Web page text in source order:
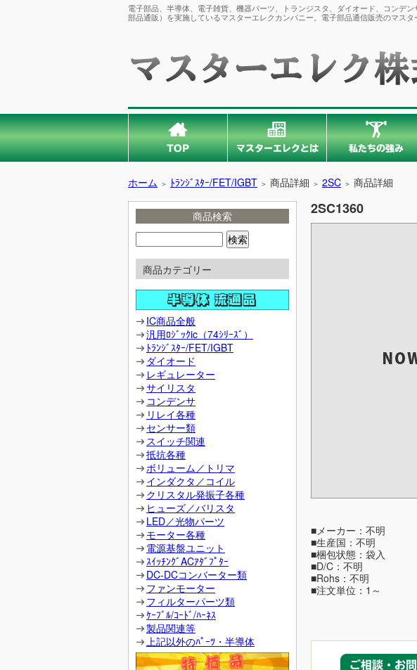
電子部品、半導体、電子雑貨、機器パーツ、トランジスタ、ダイオード、コンデ
部品通販）を実施しているマスターエレクカンパニー。電子部品通信販売のマス
ホーム ＞ ﾄﾗﾝｼﾞｽﾀｰ/FET/IGBT ＞ 商品詳細 ＞ 2SC ＞ 商品詳細
商品検索
商品カテゴリー
IC商品全般
汎用ﾛｼﾞｯｸic（74ｼﾘｰｽﾞ）
ﾄﾗﾝｼﾞｽﾀｰ/FET/IGBT
ダイオード
レギュレーター
サイリスタ
コンデンサ
リレイ各種
センサー類
スイッチ関連
抵抗各種
ボリューム／トリマ
インダクタ／コイル
クリスタル発振子各種
ヒューズ／バリスタ
LED／光物パーツ
モーター各種
電源基盤ユニット
ｽｲｯﾁﾝｸﾞACｱﾀﾞﾌﾟﾀｰ
DC-DCコンバーター類
ファンモーター
フィルターパーツ類
ｹｰﾌﾞﾙ/ｺｰﾄﾞ/ﾊｰﾈｽ
製品関連等
上記以外のﾊﾟｰﾂ・半導体
2SC1360
■メーカー：不明
■生産国：不明
■梱包状態：袋入
■D/C：不明
■Rohs：不明
■注文単位：1～